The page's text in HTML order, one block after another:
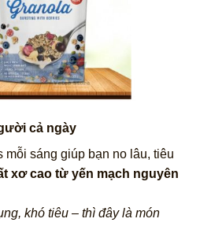
cả ngày
mỗi sáng giúp bạn no lâu, tiêu
xơ cao từ yến mạch nguyên
khó tiêu – thì đây là món